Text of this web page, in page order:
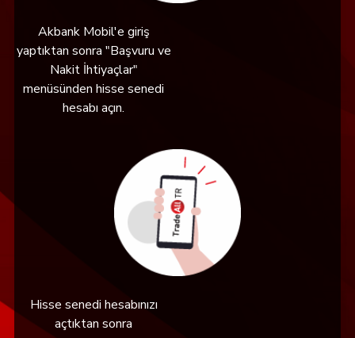
Akbank Mobil'e giriş
yaptıktan sonra "Başvuru ve
Nakit İhtiyaçlar"
menüsünden hisse senedi
hesabı açın.
Hisse senedi hesabınızı
açtıktan sonra